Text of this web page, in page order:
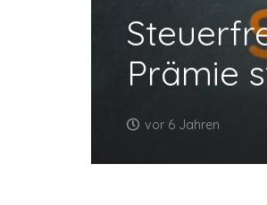
Prämie
vor 6 Jahren